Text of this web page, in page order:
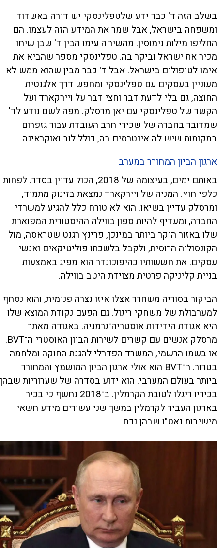
בשלב הזה ד' כבר ידע שלטפלינסקי יש דירה באשדוד
ומשפחה בישראל, אבל שמר את המידע הזה לעצמו. הם
החליפו מילות נימוסין. מהשיחה עימו הבין ד' שבן שיחו
מכיר את ישראל וביקר בה. טפלינסקי מספר שהביא את
אימו לטיפולים בישראל. אבל ד' כבר מבין שהוא ממש לא
מעוניין בעסקים עם טפלינסקי ומחפש דרך אלגנטית
החוצה, גם בלי לדעת דבר וחצי דבר על ויירקארד ועל
הקשר של טפלינסקי עם יאן מרסלק. מפה לשם נודע לד'
שמדובר בחברה של שכירי חרב העובדת עבור גזפרום
במקומות שיש לה אינטרסים בה, כולל לוב ואוקראינה.
ארגון הביון המחורר במערב
באותם ימים, בעיצומה של 2018, הכול עדיין בסדר. לפחות
כלפי חוץ. המניה של ויירקארד נמצאת בזינוק מתמיד,
ומרסלק עדיין בשיאו. הוא לא טורח כלל להגיע למשרדי
החברה, ומעדיף להיות ספון בווילה ההיסטורית המפוארת
שלו באזור היקר ביותר במינכן, פרינץ רגנט שטראסה, מול
הקונסוליה הרוסית, ולקבל בלשכתו פוליטיקאים ואנשי
עסקים. את חששותיו כהיפוכונדר הוא מפיג באמצעות
בניית קליניקה פרטית מצוידת היטב בווילה.
הביקור בסוריה משחרר אצלו איזו נצרה פנימית, והוא נסחף
למערבולת של משחקי ריגול. גם הפעם נקודת המוצא שלו
היא אגודת הידידות אוסטריה־גרמניה. באגודה מאתר
מרסלק אנשים עם קשרים לשירות הביון האוסטרי ה־BVT.
או בשמו הרשמי, המשרד הפדרלי להגנת החוקה ומלחמה
בטרור. ה־BVT הוא אולי ארגון הביון המושמץ והמחורר
ביותר בעולם המערבי. הוא ידוע בסדרה של שערוריות שבהן
בכיריו ריגלו לטובת הקרמלין. ב־2018 נחשף כי בכיר
בארגון העביר לקרמלין במשך שני עשורים מידע חשאי
מישיבות נאט"ו שבהן נכח.